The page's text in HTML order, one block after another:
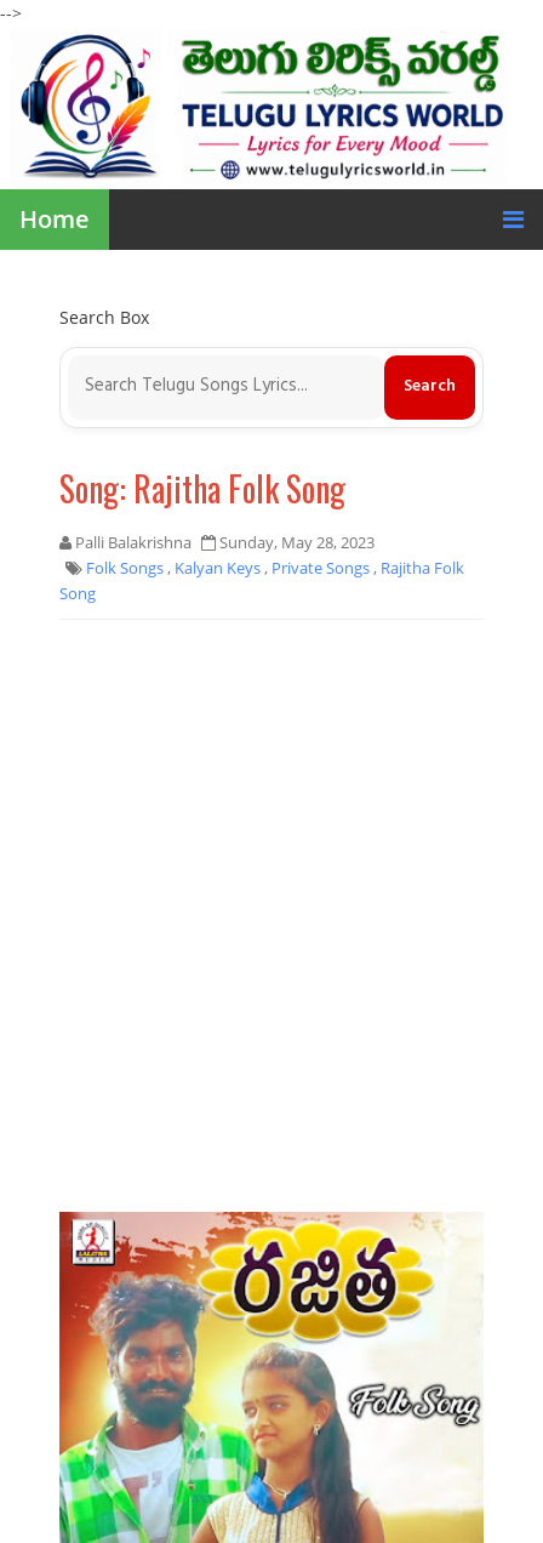
-->
Home
Search Box
Song: Rajitha Folk Song
Palli Balakrishna
Sunday, May 28, 2023
Folk Songs, Kalyan Keys, Private Songs, Rajitha Folk
Song